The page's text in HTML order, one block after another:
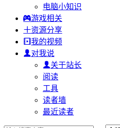
电脑小知识
游戏相关
资源分享
我的视频
对我说
关于站长
阅读
工具
读者墙
最近读者